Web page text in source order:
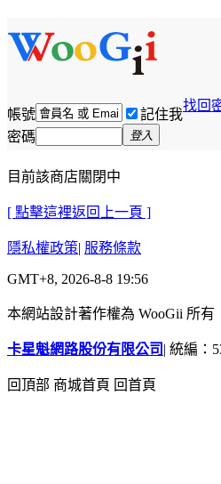
帳號 記住我
找回
密碼 登入
目前該商店關閉中
[ 點擊這裡返回上一頁 ]
隱私權政策| 服務條款
GMT+8, 2026-8-8 19:56
本網站設計著作權為 WooGii 所有
卡星魁網路股份有限公司 | 統編：
回頂部 商城首頁 回首頁